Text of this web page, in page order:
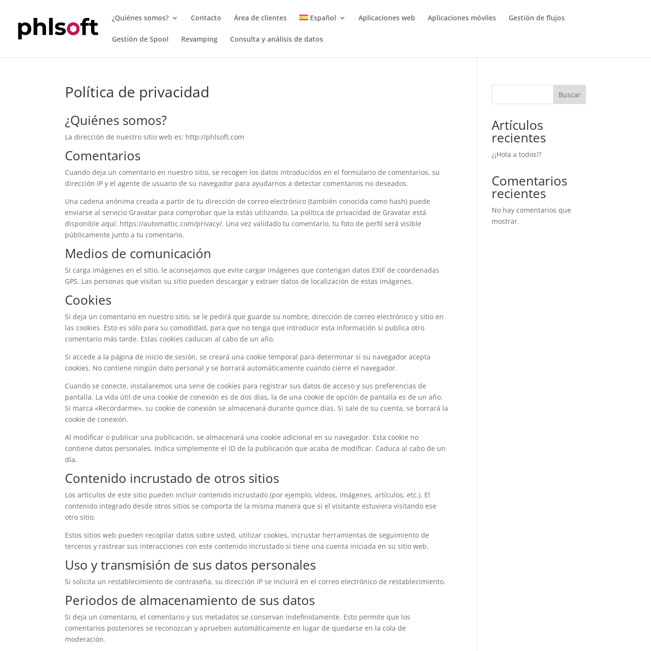
¿Quiénes somos? Contacto Área de clientes Español Aplicaciones web Aplicaciones móviles Gestión de flujos
Gestión de Spool Revamping Consulta y análisis de datos
Política de privacidad
¿Quiénes somos?
La dirección de nuestro sitio web es: http://phlsoft.com
Comentarios
Cuando deja un comentario en nuestro sitio, se recogen los datos introducidos en el formulario de comentarios, su
dirección IP y el agente de usuario de su navegador para ayudarnos a detectar comentarios no deseados.
Una cadena anónima creada a partir de tu dirección de correo electrónico (también conocida como hash) puede
enviarse al servicio Gravatar para comprobar que la estás utilizando. La política de privacidad de Gravatar está
disponible aquí: https://automattic.com/privacy/. Una vez validado tu comentario, tu foto de perfil será visible
públicamente junto a tu comentario.
Medios de comunicación
Si carga imágenes en el sitio, le aconsejamos que evite cargar imágenes que contengan datos EXIF de coordenadas
GPS. Las personas que visitan su sitio pueden descargar y extraer datos de localización de estas imágenes.
Cookies
Si deja un comentario en nuestro sitio, se le pedirá que guarde su nombre, dirección de correo electrónico y sitio en
las cookies. Esto es sólo para su comodidad, para que no tenga que introducir esta información si publica otro
comentario más tarde. Estas cookies caducan al cabo de un año.
Si accede a la página de inicio de sesión, se creará una cookie temporal para determinar si su navegador acepta
cookies. No contiene ningún dato personal y se borrará automáticamente cuando cierre el navegador.
Cuando se conecte, instalaremos una serie de cookies para registrar sus datos de acceso y sus preferencias de
pantalla. La vida útil de una cookie de conexión es de dos días, la de una cookie de opción de pantalla es de un año.
Si marca «Recordarme», su cookie de conexión se almacenará durante quince días. Si sale de su cuenta, se borrará la
cookie de conexión.
Al modificar o publicar una publicación, se almacenará una cookie adicional en su navegador. Esta cookie no
contiene datos personales. Indica simplemente el ID de la publicación que acaba de modificar. Caduca al cabo de un
día.
Contenido incrustado de otros sitios
Los artículos de este sitio pueden incluir contenido incrustado (por ejemplo, vídeos, imágenes, artículos, etc.). El
contenido integrado desde otros sitios se comporta de la misma manera que si el visitante estuviera visitando ese
otro sitio.
Estos sitios web pueden recopilar datos sobre usted, utilizar cookies, incrustar herramientas de seguimiento de
terceros y rastrear sus interacciones con este contenido incrustado si tiene una cuenta iniciada en su sitio web.
Uso y transmisión de sus datos personales
Si solicita un restablecimiento de contraseña, su dirección IP se incluirá en el correo electrónico de restablecimiento.
Periodos de almacenamiento de sus datos
Si deja un comentario, el comentario y sus metadatos se conservan indefinidamente. Esto permite que los
comentarios posteriores se reconozcan y aprueben automáticamente en lugar de quedarse en la cola de
moderación.
Buscar
Artículos
recientes
¿¡Hola a todos!?
Comentarios
recientes
No hay comentarios que
mostrar.